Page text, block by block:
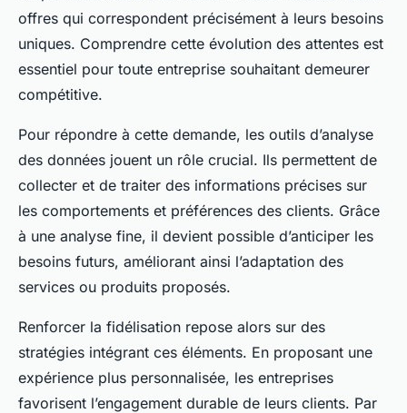
offres qui correspondent précisément à leurs besoins
uniques. Comprendre cette évolution des attentes est
essentiel pour toute entreprise souhaitant demeurer
compétitive.
Pour répondre à cette demande, les outils d’analyse
des données jouent un rôle crucial. Ils permettent de
collecter et de traiter des informations précises sur
les comportements et préférences des clients. Grâce
à une analyse fine, il devient possible d’anticiper les
besoins futurs, améliorant ainsi l’adaptation des
services ou produits proposés.
Renforcer la fidélisation repose alors sur des
stratégies intégrant ces éléments. En proposant une
expérience plus personnalisée, les entreprises
favorisent l’engagement durable de leurs clients. Par